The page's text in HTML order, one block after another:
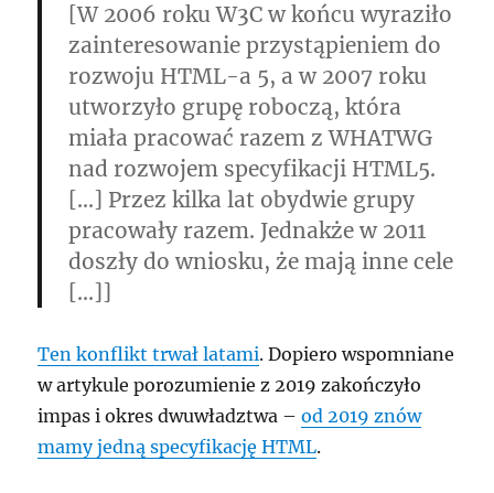
[W 2006 roku W3C w końcu wyraziło
zainteresowanie przystąpieniem do
rozwoju HTML-a 5, a w 2007 roku
utworzyło grupę roboczą, która
miała pracować razem z WHATWG
nad rozwojem specyfikacji HTML5.
[…] Przez kilka lat obydwie grupy
pracowały razem. Jednakże w 2011
doszły do wniosku, że mają inne cele
[…]]
Ten konflikt trwał latami. Dopiero wspomniane
w artykule porozumienie z 2019 zakończyło
impas i okres dwuwładztwa –od 2019 znów
mamy jedną specyfikację HTML.